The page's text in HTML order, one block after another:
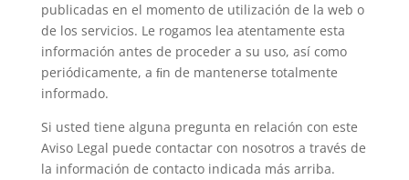
publicadas en el momento de utilización de la web o
de los servicios. Le rogamos lea atentamente esta
información antes de proceder a su uso, así como
periódicamente, a ﬁn de mantenerse totalmente
informado.
Si usted tiene alguna pregunta en relación con este
Aviso Legal puede contactar con nosotros a través de
la información de contacto indicada más arriba.